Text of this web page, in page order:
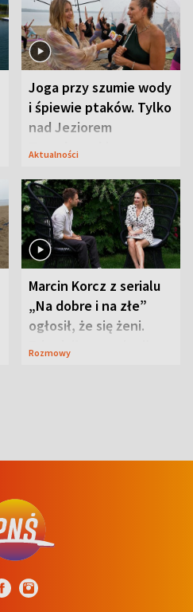
Joga przy szumie wody
i śpiewie ptaków. Tylko
nad Jeziorem
Tarnobrzeskim
Aktualności
Marcin Korcz z serialu
„Na dobre i na złe”
ogłosił, że się żeni.
Zdradził, co zmienił
Rozmowy